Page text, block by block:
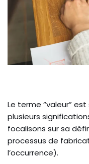
Le terme “valeur”
plusieurs
focalisons sur sa
processus de
l’occurrence).